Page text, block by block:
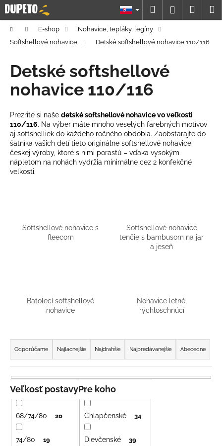
Prejsť
na
obsah
Hľadať
DomovE-shop
Nohavice, tepláky, legíny
Softshellové nohavice
Detské softshellové nohavice 110/116
Detské softshellové
nohavice 110/116
Prezrite si naše detské softshellové nohavice vo veľkosti
110/116. Na výber máte mnoho veselých farebných motívov
aj softshelliek do každého ročného obdobia. Zaobstarajte do
šatníka vašich detí tieto originálne softshellové nohavice
českej výroby, ktoré s nimi porastú – vďaka vysokým
nápletom na nohách vydržia minimálne cez 2 konfekčné
veľkosti.
Softshellové nohavice s
fleecom
Softshellové nohavice
tenčie s bambusom na jar
a jeseň
Batolecí softshellové
nohavice
Nohavice letné,
rýchloschnúcí
R
a
d
e
n
i
e
p
Odporúčame Najlacnejšie Najdrahšie Najpredávanejšie Abecedne
Pre koho
Chlapčenské 34
Dievčenské 39
Veľkosť postavy
68/74/80 20
74/80 19
K
o
o
p
o
r
e
b
u
j
HĽADAŤ
O
d
p